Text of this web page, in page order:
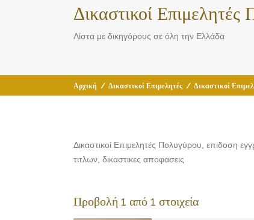
Δικαστικοί Επιμελητές
Λίστα με δικηγόρους σε όλη την Ελλάδα
Αρχική / Δικαστικοί Επιμελητές / Δικαστικοί
Δικαστικοί Επιμελητές Πολυγύρου, επιδοση
τιτλων, δικαστικες αποφασεις
Προβολή 1 από 1 στοιχεία